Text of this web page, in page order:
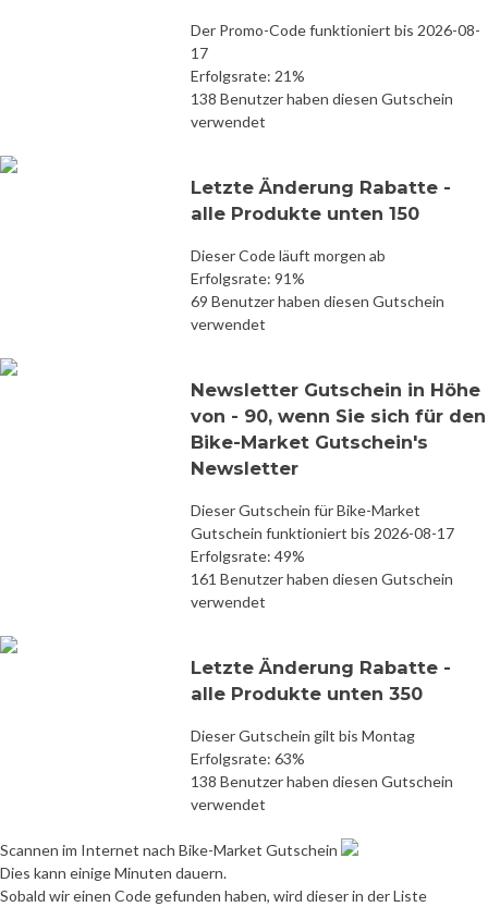
Der Promo-Code funktioniert bis 2026-08-
17
Erfolgsrate: 21%
138 Benutzer haben diesen Gutschein
verwendet
Letzte Änderung Rabatte -
alle Produkte unten 150
Dieser Code läuft morgen ab
Erfolgsrate: 91%
69 Benutzer haben diesen Gutschein
verwendet
Newsletter Gutschein in Höhe
von - 90, wenn Sie sich für den
Bike-Market Gutschein's
Newsletter
Dieser Gutschein für Bike-Market
Gutschein funktioniert bis 2026-08-17
Erfolgsrate: 49%
161 Benutzer haben diesen Gutschein
verwendet
Letzte Änderung Rabatte -
alle Produkte unten 350
Dieser Gutschein gilt bis Montag
Erfolgsrate: 63%
138 Benutzer haben diesen Gutschein
verwendet
Scannen im Internet nach Bike-Market Gutschein
Dies kann einige Minuten dauern.
Sobald wir einen Code gefunden haben, wird dieser in der Liste